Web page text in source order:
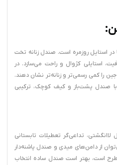
در استایل روزمره است. صندل زنانه تخت
استایلی کژوال و راحت می‌سازد. در
را کمی رسمی‌تر و زنانه‌تر نشان دهند.
با صندل پشت‌باز و کیف کوچک، ترکیبی
تداعی‌گر تعطیلات تابستانی
از دامن‌های میدی و صندل پاشنه‌دار
طرح است، بهتر است صندل ساده انتخاب